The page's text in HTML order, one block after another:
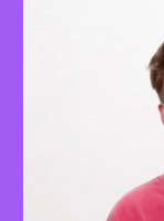
Finale der